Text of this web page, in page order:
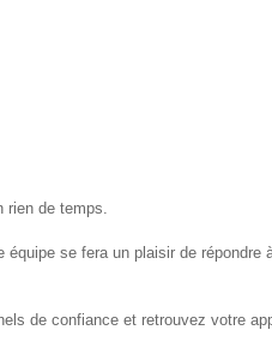
rien de temps.
se fera un plaisir de
de confiance et retrouvez votre